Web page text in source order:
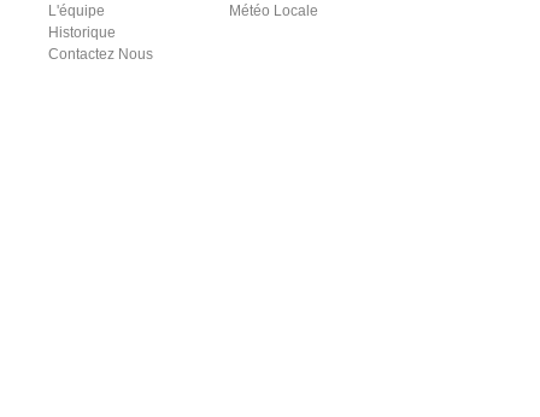
L'équipe
Historique
Contactez Nous
Météo Locale